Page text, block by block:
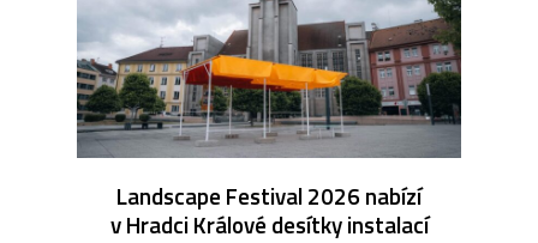
Landscape Festival 2026 nabízí
v Hradci Králové desítky instalací